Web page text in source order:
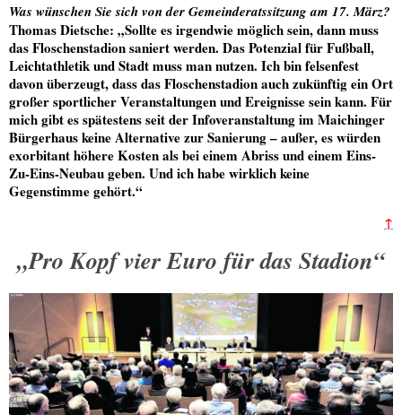
Was wünschen Sie sich von der Gemeinderatssitzung am 17. März?
Thomas Dietsche: „Sollte es irgendwie möglich sein, dann muss
das Floschenstadion saniert werden. Das Potenzial für Fußball,
Leichtathletik und Stadt muss man nutzen. Ich bin felsenfest
davon überzeugt, dass das Floschenstadion auch zukünftig ein Ort
großer sportlicher Veranstaltungen und Ereignisse sein kann. Für
mich gibt es spätestens seit der Infoveranstaltung im Maichinger
Bürgerhaus keine Alternative zur Sanierung – außer, es würden
exorbitant höhere Kosten als bei einem Abriss und einem Eins-
Zu-Eins-Neubau geben. Und ich habe wirklich keine
Gegenstimme gehört.“
↑
„Pro Kopf vier Euro für das Stadion“